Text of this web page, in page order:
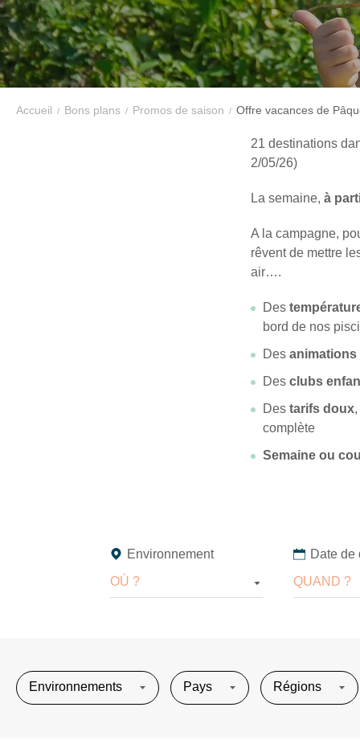
PÂQUES
2026
Accueil Bons plans Promos de saison Offre vacances de
21 destinations
2/05/26)
La semaine, à
A la campagne,
rêvent de mettre
air….
Des
bord de nos
Des animations
Des clubs
Des tarifs doux
complète
Semaine ou
Environnement
OÙ ?
Date de
QUAND ?
Environnements Pays Régions
Votre adresse mail
pouvez vous désinscrire à tout moment à
mentions légales de notre site web.